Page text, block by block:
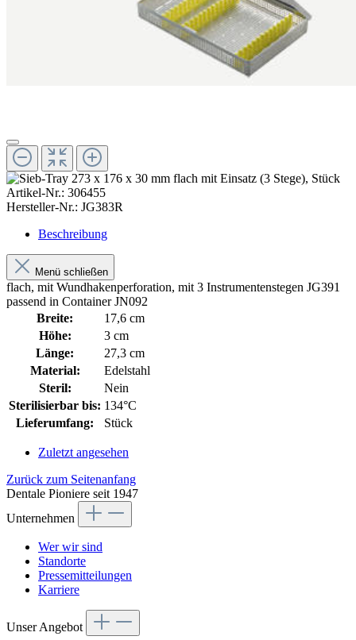
Artikel-Nr.: 306455
Hersteller-Nr.: JG383R
Beschreibung
Menü schließen
flach, mit Wundhakenperforation, mit 3 Instrumentenstegen JG391
passend in Container JN092
Breite:
17,6 cm
Höhe:
3 cm
Länge:
27,3 cm
Material:
Edelstahl
Steril:
Nein
Sterilisierbar bis: 134°C
Lieferumfang:
Stück
Zuletzt angesehen
Zurück zum Seitenanfang
Dentale Pioniere seit 1947
Unternehmen
Wer wir sind
Standorte
Pressemitteilungen
Karriere
Unser Angebot